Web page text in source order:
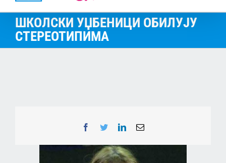
ШКОЛСКИ УЏБЕНИЦИ ОБИЛУЈУ
СТЕРЕОТИПИМА
Facebook
TwitterLinkedInEmail